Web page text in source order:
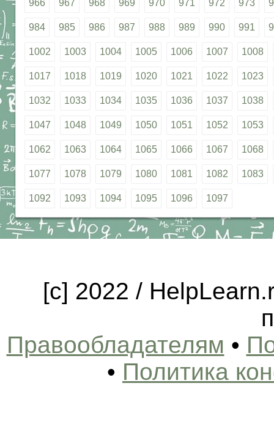
966 967 968 969 970 971 972 973
984 985 986 987 988 989 990 991
1002 1003 1004 1005 1006 1007 1008
1017 1018 1019 1020 1021 1022 1023
1032 1033 1034 1035 1036 1037 1038
1047 1048 1049 1050 1051 1052 1053
1062 1063 1064 1065 1066 1067 1068
1077 1078 1079 1080 1081 1082 1083
1092 1093 1094 1095 1096 1097
[c] 2022 /
Правообладателям •
• Политика